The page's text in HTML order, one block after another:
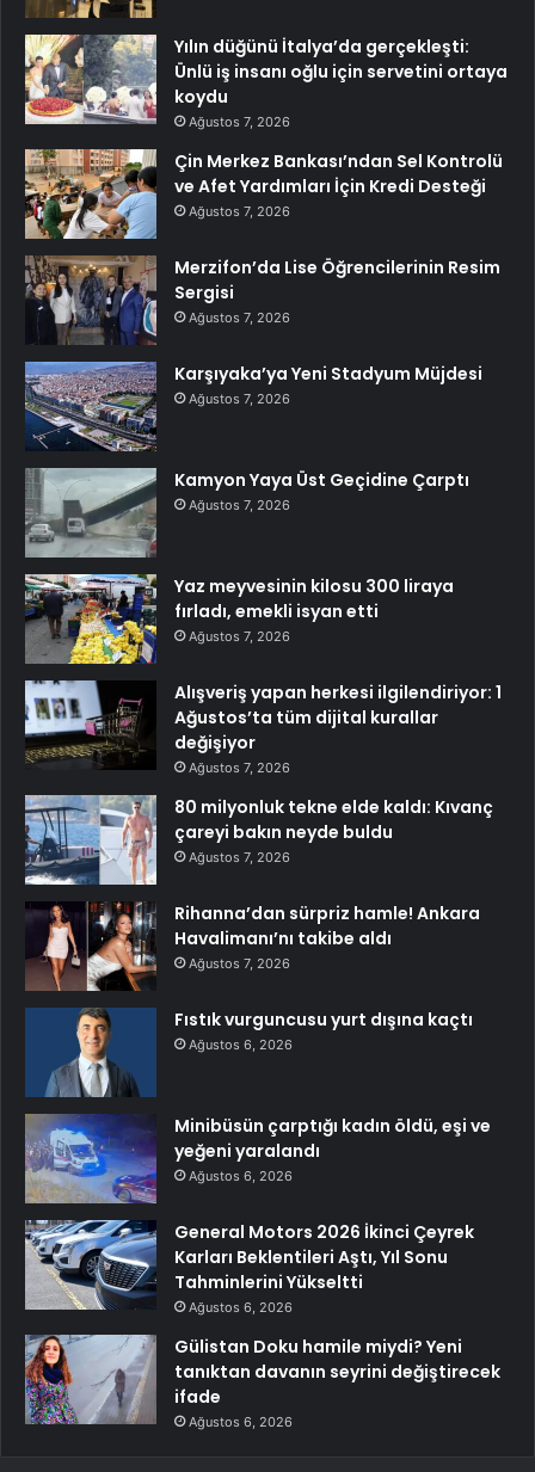
Yılın düğünü İtalya’da gerçekleşti:
Ünlü iş insanı oğlu için servetini ortaya
koydu
Ağustos 7, 2026
Çin Merkez Bankası’ndan Sel Kontrolü
ve Afet Yardımları İçin Kredi Desteği
Ağustos 7, 2026
Merzifon’da Lise Öğrencilerinin Resim
Sergisi
Ağustos 7, 2026
Karşıyaka’ya Yeni Stadyum Müjdesi
Ağustos 7, 2026
Kamyon Yaya Üst Geçidine Çarptı
Ağustos 7, 2026
Yaz meyvesinin kilosu 300 liraya
fırladı, emekli isyan etti
Ağustos 7, 2026
Alışveriş yapan herkesi ilgilendiriyor: 1
Ağustos’ta tüm dijital kurallar
değişiyor
Ağustos 7, 2026
80 milyonluk tekne elde kaldı: Kıvanç
çareyi bakın neyde buldu
Ağustos 7, 2026
Rihanna’dan sürpriz hamle! Ankara
Havalimanı’nı takibe aldı
Ağustos 7, 2026
Fıstık vurguncusu yurt dışına kaçtı
Ağustos 6, 2026
Minibüsün çarptığı kadın öldü, eşi ve
yeğeni yaralandı
Ağustos 6, 2026
General Motors 2026 İkinci Çeyrek
Karları Beklentileri Aştı, Yıl Sonu
Tahminlerini Yükseltti
Ağustos 6, 2026
Gülistan Doku hamile miydi? Yeni
tanıktan davanın seyrini değiştirecek
ifade
Ağustos 6, 2026